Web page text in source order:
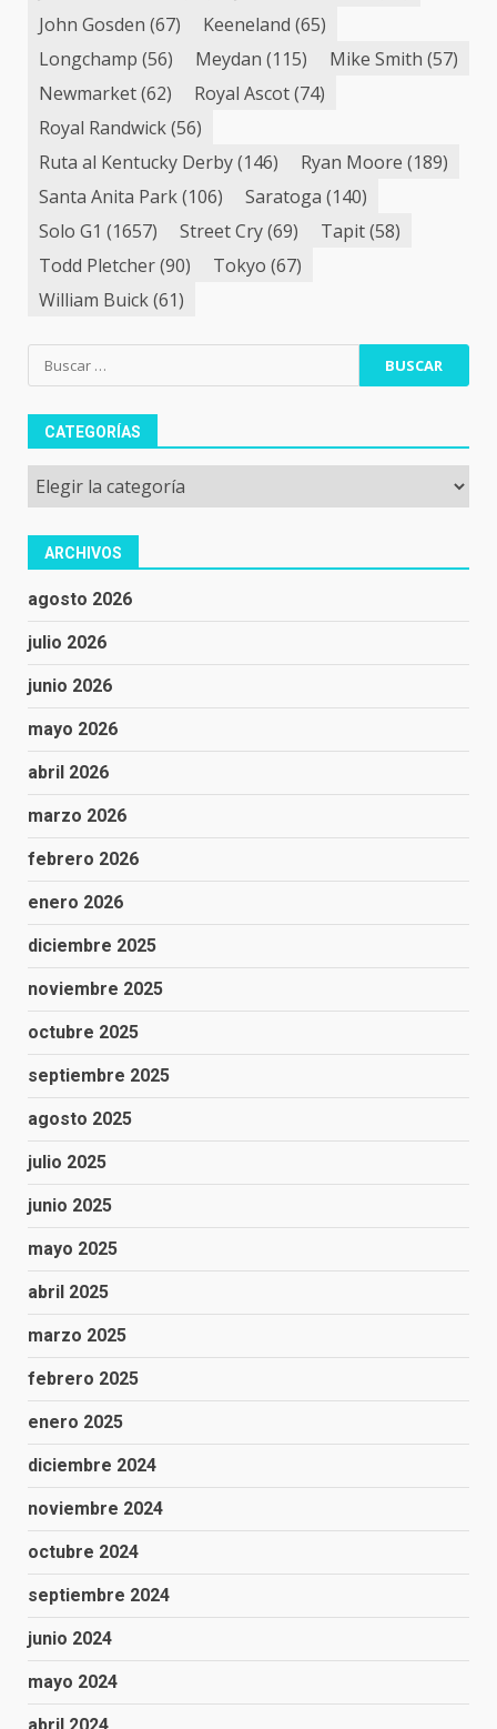
John Gosden (67) Keeneland (65)
Longchamp (56) Meydan (115) Mike Smith (57)
Newmarket(62) Royal Ascot(74)
Royal Randwick(56)
Ruta al Kentucky Derby(146) Ryan Moore (189)
Santa Anita Park(106) Saratoga (140)
Solo G1 (1657) Street Cry(69) Tapit(58)
Todd Pletcher(90) Tokyo (67)
William Buick(61)
Buscar:
CATEGORÍAS
Categorías
ARCHIVOS
agosto 2026
julio 2026
junio 2026
mayo 2026
abril 2026
marzo 2026
febrero 2026
enero 2026
diciembre 2025
noviembre 2025
octubre 2025
septiembre 2025
agosto 2025
julio 2025
junio 2025
mayo 2025
abril 2025
marzo 2025
febrero 2025
enero 2025
diciembre 2024
noviembre 2024
octubre 2024
septiembre 2024
junio 2024
mayo 2024